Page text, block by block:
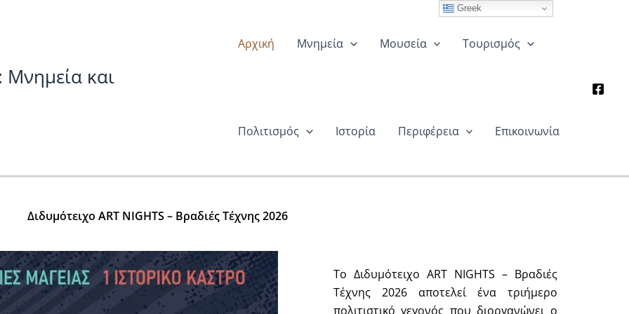
Μνημεία και
Αρχική Μνημεία Μουσεία Τουρισμός
Πολιτισμός Ιστορία Περιφέρεια Επικοινωνία
Διδυμότειχο ART NIGHTS – Βραδιές Τέχνης 2026
Το Διδυμότειχο ART NIGHTS – Βραδιές
Τέχνης 2026 αποτελεί ένα τριήμερο
πολιτιστικό γεγονός που διοργανώνει ο
Greek